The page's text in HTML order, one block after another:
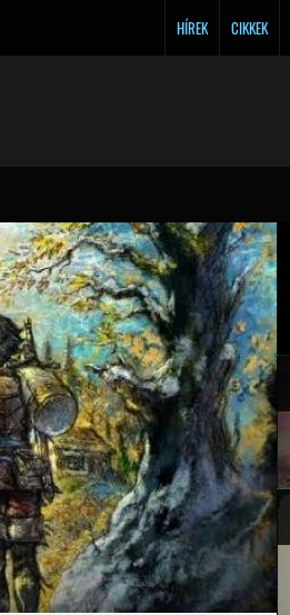
HÍREK CIKKEK